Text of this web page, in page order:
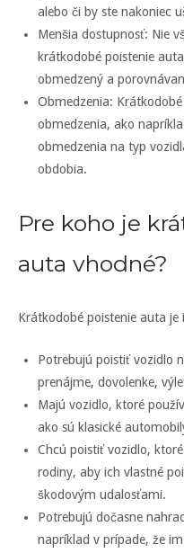
alebo či by ste nakoniec
Menšia dostupnosť: Nie
krátkodobé poistenie
obmedzený a
Obmedzenia:
obmedzenia, ako
obmedzenia na typ
obdobia.
Pre koho je
auta vhodné?
Krátkodobé poistenie auta je
Potrebujú poistiť vozidlo
prenájme, dovolenke,
Majú vozidlo, ktoré
ako sú klasické
Chcú poistiť vozidlo,
rodiny, aby ich vlastné
škodovým udalosťami.
Potrebujú dočasne
napríklad v prípade, že